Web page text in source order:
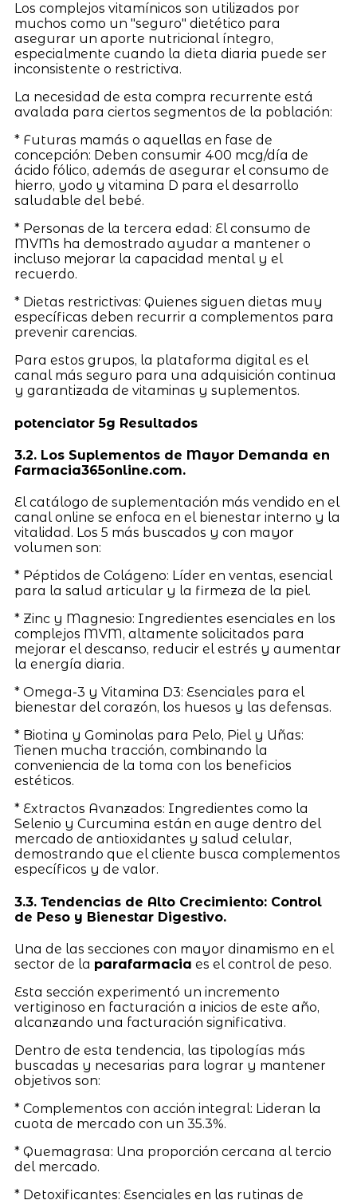
Los complejos vitamínicos son utilizados por
muchos como un "seguro" dietético para
asegurar un aporte nutricional íntegro,
especialmente cuando la dieta diaria puede ser
inconsistente o restrictiva.
La necesidad de esta compra recurrente está
avalada para ciertos segmentos de la población:
* Futuras mamás o aquellas en fase de
concepción: Deben consumir 400 mcg/día de
ácido fólico, además de asegurar el consumo de
hierro, yodo y vitamina D para el desarrollo
saludable del bebé.
* Personas de la tercera edad: El consumo de
MVMs ha demostrado ayudar a mantener o
incluso mejorar la capacidad mental y el
recuerdo.
* Dietas restrictivas: Quienes siguen dietas muy
específicas deben recurrir a complementos para
prevenir carencias.
Para estos grupos, la plataforma digital es el
canal más seguro para una adquisición continua
y garantizada de vitaminas y suplementos.
potenciator 5g Resultados
3.2. Los Suplementos de Mayor Demanda en
Farmacia365online.com.
El catálogo de suplementación más vendido en el
canal online se enfoca en el bienestar interno y la
vitalidad. Los 5 más buscados y con mayor
volumen son:
* Péptidos de Colágeno: Líder en ventas, esencial
para la salud articular y la firmeza de la piel.
* Zinc y Magnesio: Ingredientes esenciales en los
complejos MVM, altamente solicitados para
mejorar el descanso, reducir el estrés y aumentar
la energía diaria.
* Omega-3 y Vitamina D3: Esenciales para el
bienestar del corazón, los huesos y las defensas.
* Biotina y Gominolas para Pelo, Piel y Uñas:
Tienen mucha tracción, combinando la
conveniencia de la toma con los beneficios
estéticos.
* Extractos Avanzados: Ingredientes como la
Selenio y Curcumina están en auge dentro del
mercado de antioxidantes y salud celular,
demostrando que el cliente busca complementos
específicos y de valor.
3.3. Tendencias de Alto Crecimiento: Control
de Peso y Bienestar Digestivo.
Una de las secciones con mayor dinamismo en el
sector de la parafarmacia es el control de peso.
Esta sección experimentó un incremento
vertiginoso en facturación a inicios de este año,
alcanzando una facturación significativa.
Dentro de esta tendencia, las tipologías más
buscadas y necesarias para lograr y mantener
objetivos son:
* Complementos con acción integral: Lideran la
cuota de mercado con un 35.3%.
* Quemagrasa: Una proporción cercana al tercio
del mercado.
* Detoxificantes: Esenciales en las rutinas de